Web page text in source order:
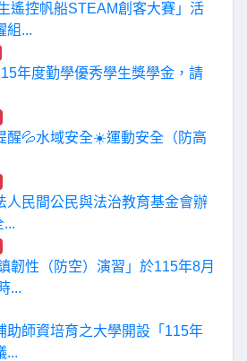
遙控帆船STEAM創客大賽」活
組...
年度勤學優秀學生獎學金，請
醒💦水域安全☀️運動安全（防高
人民間公民與法治教育基金會辦
...
韌性（防空）演習」於115年8月
...
助師資培育之大學開設「115年
...